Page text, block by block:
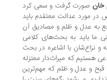
گرفت و سعی کرد
عدالت معتقدم باید
و ظلم و مصادیق آن
به بحث‌های کلامی
با اشاعره در بحث
که میراث‌دار معتزله
و ظلم که مهم‌ترین